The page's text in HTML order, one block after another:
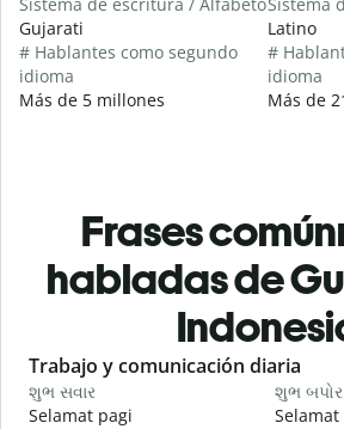
Gujarati
# Hablantes como segundo
idioma
Más de 5 millones
Latino
#
idioma
Más de
Frases
habladas de
Slide 1 of 6
Trabajo y comunicación diaria
શુભ સવાર
Selamat pagi
શુભ બપોર